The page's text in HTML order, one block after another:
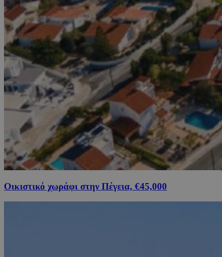
Οικιστικό χωράφι στην Πέγεια, €45,000